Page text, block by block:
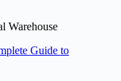
Warehouse
Guide to